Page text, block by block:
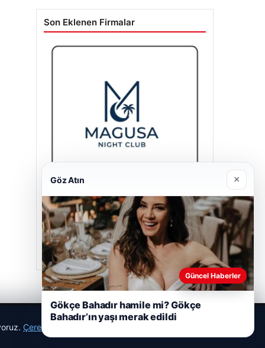
Son Eklenen Firmalar
Magusa Night Club
01/05/2026
Çerez Politikamız
Göz Atın ×
Güncel Haberler
Gökçe Bahadır hamile mi? Gökçe
Bahadır’ın yaşı merak edildi